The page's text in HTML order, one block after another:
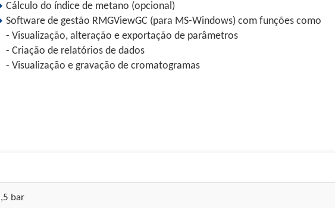
Cálculo do índice de metano (opcional)
Software de gestão RMGViewGC (para MS-Windows) com funções como
- Visualização, alteração e exportação de parâmetros
- Criação de relatórios de dados
- Visualização e gravação de cromatogramas
bar